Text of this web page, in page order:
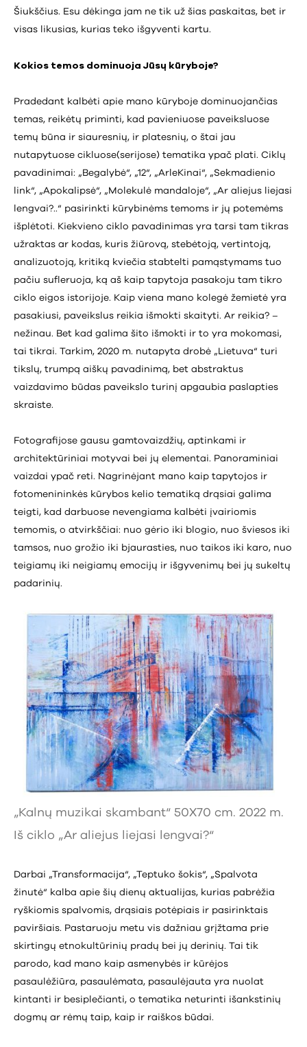
Šiukščius. Esu dėkinga jam ne tik už šias paskaitas, bet ir
visas likusias, kurias teko išgyventi kartu.
Kokios temos dominuoja Jūsų kūryboje?
Pradedant kalbėti apie mano kūryboje dominuojančias
temas, reikėtų priminti, kad pavieniuose paveiksluose
temų būna ir siauresnių, ir platesnių, o štai jau
nutapytuose cikluose(serijose) tematika ypač plati. Ciklų
pavadinimai: „Begalybė“, „12“, „ArleKinai“, „Sekmadienio
link“, „Apokalipsė“, „Molekulė mandaloje“, „Ar aliejus liejasi
lengvai?..“ pasirinkti kūrybinėms temoms ir jų potemėms
išplėtoti. Kiekvieno ciklo pavadinimas yra tarsi tam tikras
užraktas ar kodas, kuris žiūrovą, stebėtoją, vertintoją,
analizuotoją, kritiką kviečia stabtelti pamąstymams tuo
pačiu sufleruoja, ką aš kaip tapytoja pasakoju tam tikro
ciklo eigos istorijoje. Kaip viena mano kolegė žemietė yra
pasakiusi, paveikslus reikia išmokti skaityti. Ar reikia? –
nežinau. Bet kad galima šito išmokti ir to yra mokomasi,
tai tikrai. Tarkim, 2020 m. nutapyta drobė „Lietuva“ turi
tikslų, trumpą aiškų pavadinimą, bet abstraktus
vaizdavimo būdas paveikslo turinį apgaubia paslapties
skraiste.
Fotografijose gausu gamtovaizdžių, aptinkami ir
architektūriniai motyvai bei jų elementai. Panoraminiai
vaizdai ypač reti. Nagrinėjant mano kaip tapytojos ir
fotomenininkės kūrybos kelio tematiką drąsiai galima
teigti, kad darbuose nevengiama kalbėti įvairiomis
temomis, o atvirkščiai: nuo gėrio iki blogio, nuo šviesos iki
tamsos, nuo grožio iki bjaurasties, nuo taikos iki karo, nuo
teigiamų iki neigiamų emocijų ir išgyvenimų bei jų sukeltų
padarinių.
„Kalnų muzikai skambant“ 50X70 cm. 2022 m.
Iš ciklo „Ar aliejus liejasi lengvai?“
Darbai „Transformacija“, „Teptuko šokis“, „Spalvota
žinutė“ kalba apie šių dienų aktualijas, kurias pabrėžia
ryškiomis spalvomis, drąsiais potėpiais ir pasirinktais
paviršiais. Pastaruoju metu vis dažniau grįžtama prie
skirtingų etnokultūrinių pradų bei jų derinių. Tai tik
parodo, kad mano kaip asmenybės ir kūrėjos
pasaulėžiūra, pasaulėmata, pasaulėjauta yra nuolat
kintanti ir besiplečianti, o tematika neturinti išankstinių
dogmų ar rėmų taip, kaip ir raiškos būdai.